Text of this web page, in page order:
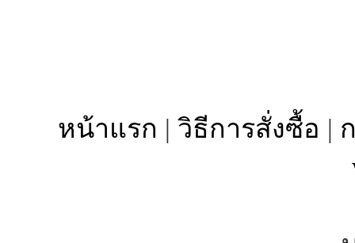
หน้าแรก | วิธีการสั่งซื้อ |